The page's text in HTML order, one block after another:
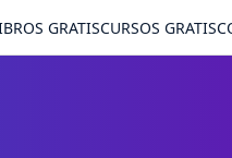
GRATISCURSOS GRATIS